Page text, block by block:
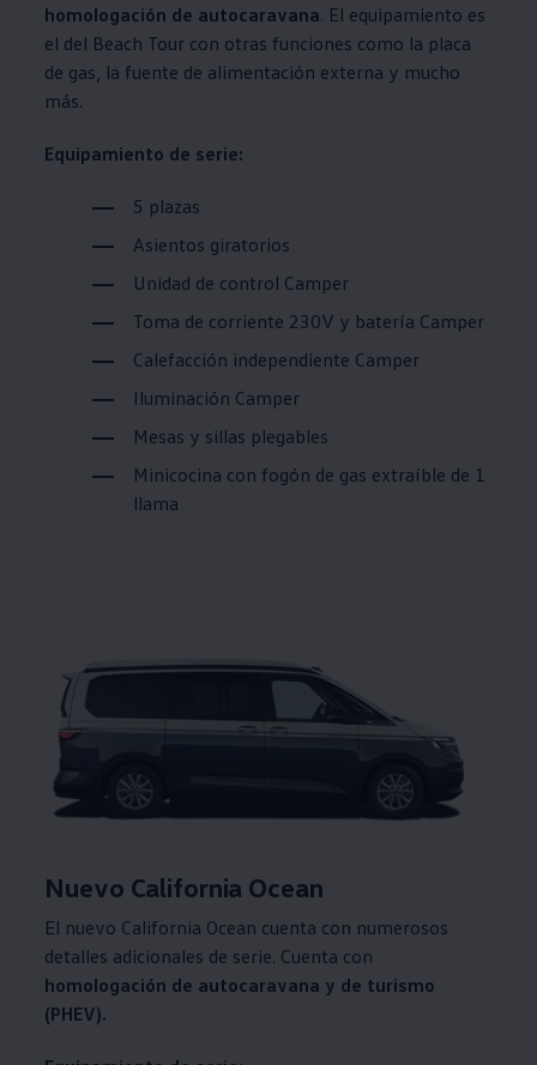
homologación de autocaravana. El equipamiento es
el del Beach Tour con otras funciones como la placa
de gas, la fuente de alimentación externa y mucho
más.
Equipamiento de serie:
5 plazas
Asientos giratorios
Unidad de control Camper
Toma de corriente 230V y batería Camper
Calefacción independiente Camper
Iluminación Camper
Mesas y sillas plegables
Minicocina con fogón de gas extraíble de 1
llama
Nuevo California Ocean
El nuevo California Ocean cuenta con numerosos
detalles adicionales de serie. Cuenta con
homologación de autocaravana y de turismo
(PHEV).